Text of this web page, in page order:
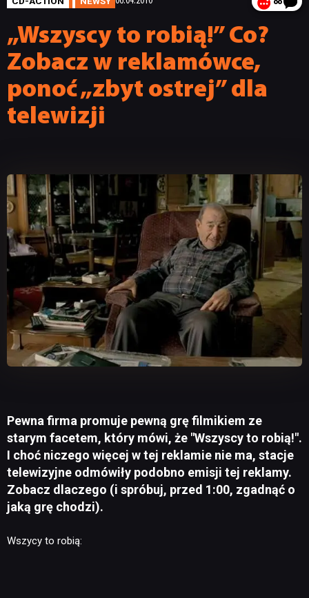
„Wszyscy to robią!” Co?
Zobacz w reklamówce,
ponoć „zbyt ostrej” dla
telewizji
Pewna firma promuje pewną grę filmikiem ze
starym facetem, który mówi, że "Wszyscy to robią!".
I choć niczego więcej w tej reklamie nie ma, stacje
telewizyjne odmówiły podobno emisji tej reklamy.
Zobacz dlaczego (i spróbuj, przed 1:00, zgadnąć o
jaką grę chodzi).
Wszycy to robią: